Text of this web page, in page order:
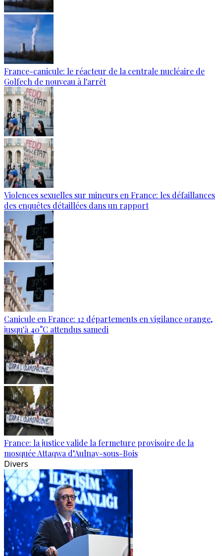
France-canicule: le réacteur de la centrale nucléaire de
Golfech de nouveau à l'arrêt
Violences sexuelles sur mineurs en France: les défaillances
des enquêtes détaillées dans un rapport
Canicule en France: 12 départements en vigilance orange,
jusqu'à 40°C attendus samedi
France: la justice valide la fermeture provisoire de la
mosquée Attaqwa d’Aulnay-sous-Bois
Divers